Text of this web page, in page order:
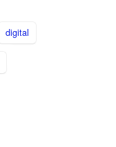
digital